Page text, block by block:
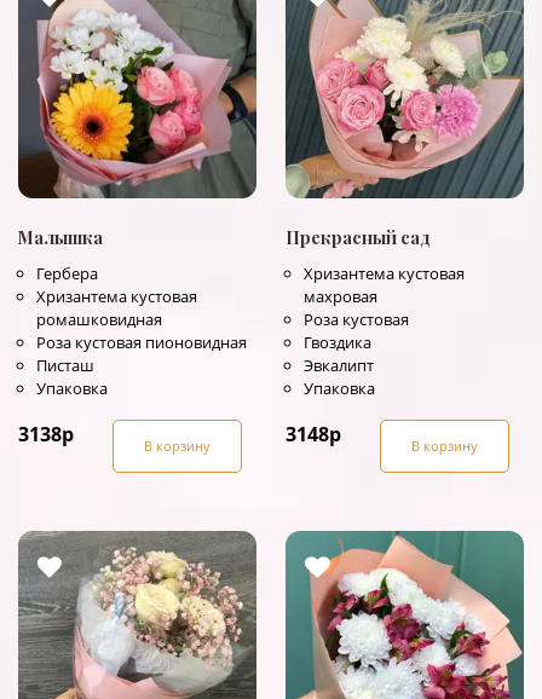
Малышка
Гербера
Хризантема кустовая
ромашковидная
Роза кустовая пионовидная
Писташ
Упаковка
3138р В корзину
Прекрасный сад
Хризантема кустовая
махровая
Роза кустовая
Гвоздика
Эвкалипт
Упаковка
3148р В корзину